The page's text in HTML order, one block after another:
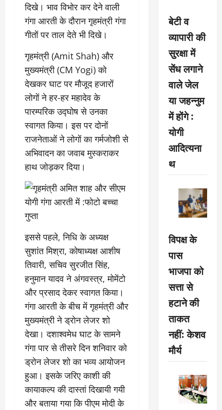
दिखे। भाव विभोर कर देने वाली
गंगा आरती के दौरान गृहमंत्री गंगा
गीतों पर ताल देते भी दिखे।
गृहमंत्री (Amit Shah) और
मुख्यमंत्री (CM Yogi) को
देखकर घाट पर मौजूद हजारों
लोगों ने हर-हर महादेव के
पारम्परिक उद्घोष से उनका
स्वागत किया। इस पर दोनों
राजनेताओं ने लोगों का गर्मजोशी से
अभिवादन का जवाब मुस्कराकर
हाथ जोड़कर दिया।
इससे पहले, निधि के अध्यक्ष
सुशांत मिश्रा, कोषाध्यक्ष आशीष
तिवारी, सचिव सुरजीत सिंह,
हनुमान यादव ने अंगवस्त्र, मोमेंटो
और प्रसाद देकर स्वागत किया।
गंगा आरती के बीच में गृहमंत्री और
मुख्यमंत्री ने ड्रोन लेजर शो
देखा। दशाश्वमेध घाट के सामने
गंगा पार से तीसरे दिन शनिवार को
ड्रोन लेजर शो का भव्य आयोजन
हुआ। इसके जरिए काशी की
कायाकल्प की दास्तां दिखायी गयी
और बताया गया कि पीएम मोदी के
बेटी व
व्यापारी की
सुरक्षा में
सेंध लगाने
वाले जेल
या जहन्नुम
में होंगे :
योगी
आदित्यना
थ
विपक्ष के
पास
भाजपा को
सत्ता से
हटाने की
ताकत
नहीं: केशव
मौर्य